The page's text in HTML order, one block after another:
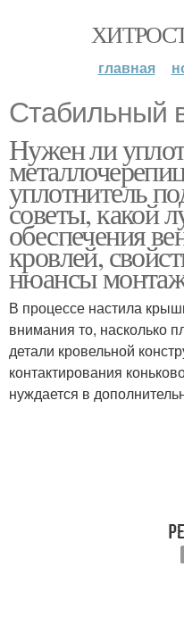
главная
Стабильный
Нужен ли
уплотнитель
советы, какой
обеспечения
кровлей,
нюансы
В процессе настила
внимания то, насколько
детали кровельной
контактирования
нуждается в